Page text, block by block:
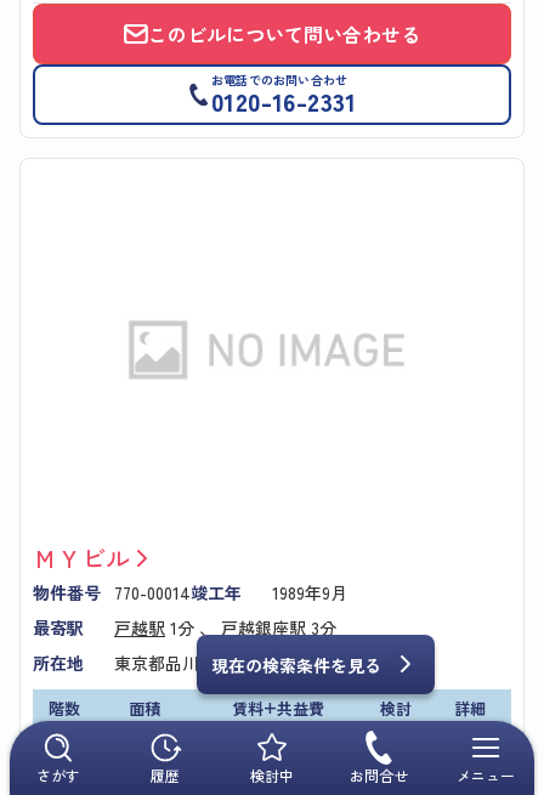
さがす 履歴 検討中 お問合せ メニュー
このビルについて問い合わせる
お電話でのお問い合わせ
0120-16-2331
ＭＹビル
物件番号 770-00014竣工年
1989年9月
最寄駅
戸越駅 1分 、 戸越銀座駅 3分
所在地
東京都品川区平塚1-7-7
階数 面積 賃料+共益費 検討
詳細
3
89.23坪 1,325,065円
現在の検索条件を見る